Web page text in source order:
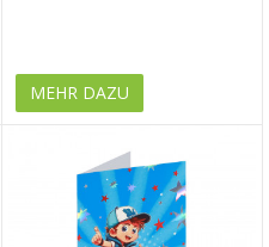
MEHR DAZU